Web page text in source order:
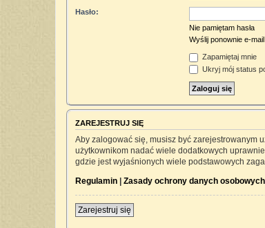
Hasło:
Nie pamiętam hasła
Wyślij ponownie e-
Zapamiętaj mnie
Ukryj mój status
ZAREJESTRUJ SIĘ
Aby zalogować się, musisz być zarejestrowanym
użytkownikom nadać wiele dodatkowych
gdzie jest wyjaśnionych wiele podstawowych
Regulamin | Zasady ochrony danych osobowych
Zarejestruj się